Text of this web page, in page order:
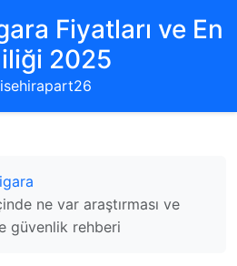
Fiyatları ve En
2025
ne var araştırması ve
güvenlik rehberi